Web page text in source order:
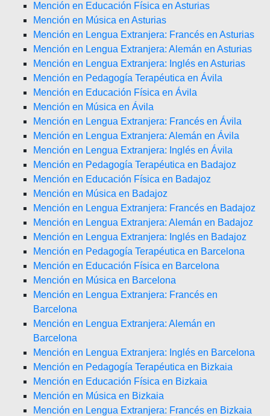
Mención en Educación Física en Asturias
Mención en Música en Asturias
Mención en Lengua Extranjera: Francés en Asturias
Mención en Lengua Extranjera: Alemán en Asturias
Mención en Lengua Extranjera: Inglés en Asturias
Mención en Pedagogía Terapéutica en Ávila
Mención en Educación Física en Ávila
Mención en Música en Ávila
Mención en Lengua Extranjera: Francés en Ávila
Mención en Lengua Extranjera: Alemán en Ávila
Mención en Lengua Extranjera: Inglés en Ávila
Mención en Pedagogía Terapéutica en Badajoz
Mención en Educación Física en Badajoz
Mención en Música en Badajoz
Mención en Lengua Extranjera: Francés en Badajoz
Mención en Lengua Extranjera: Alemán en Badajoz
Mención en Lengua Extranjera: Inglés en Badajoz
Mención en Pedagogía Terapéutica en Barcelona
Mención en Educación Física en Barcelona
Mención en Música en Barcelona
Mención en Lengua Extranjera: Francés en
Barcelona
Mención en Lengua Extranjera: Alemán en
Barcelona
Mención en Lengua Extranjera: Inglés en Barcelona
Mención en Pedagogía Terapéutica en Bizkaia
Mención en Educación Física en Bizkaia
Mención en Música en Bizkaia
Mención en Lengua Extranjera: Francés en Bizkaia